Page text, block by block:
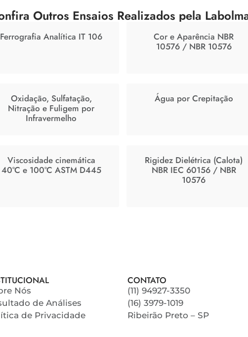
Outros Ensaios Realizados pela
Ferrografia Analítica IT 106
Cor e Aparência NBR
10576 / NBR 10576
Oxidação, Sulfatação,
Nitração e Fuligem por
Infravermelho
Água por Crepitação
Viscosidade cinemática
40°C e 100°C ASTM D445
Rigidez Dielétrica (Calota)
NBR IEC 60156 / NBR
10576
Nós
de Análises
de Privacidade
CONTATO
(11) 94927-3350
(16) 3979-1019
Ribeirão Preto – SP